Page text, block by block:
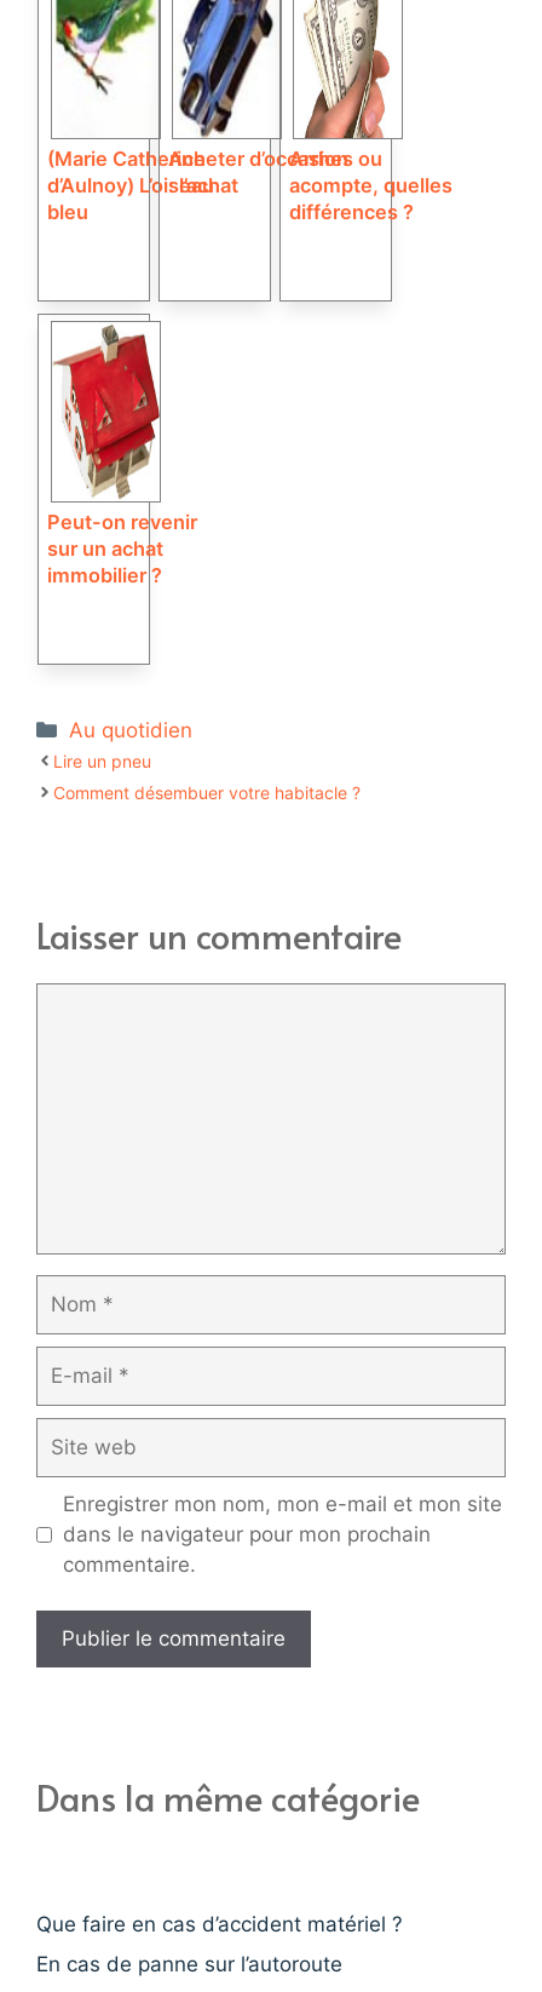
(Marie Catherine
d’Aulnoy) L’oiseau
bleu
Acheter d’occasion
: l’achat
Arrhes ou
acompte, quelles
différences ?
Peut-on revenir
sur un achat
immobilier ?
Catégories
Au quotidien
Lire un pneu
Comment désembuer votre habitacle ?
Laisser un commentaire
mail
web
Enregistrer mon nom, mon e-mail et mon site
dans le navigateur pour mon prochain
commentaire.
Dans la même catégorie
Que faire en cas d’accident matériel ?
En cas de panne sur l’autoroute